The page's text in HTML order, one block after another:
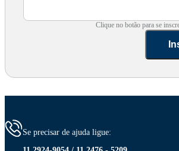
Clique no botão para se
Se precisar de ajuda ligue: